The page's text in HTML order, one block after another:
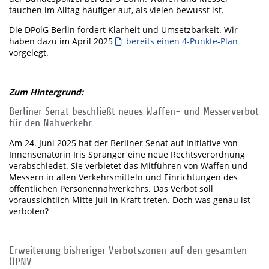
tauchen im Alltag häufiger auf, als vielen bewusst ist.
Die DPolG Berlin fordert Klarheit und Umsetzbarkeit. Wir
haben dazu im April 2025
bereits einen 4-Punkte-Plan
vorgelegt.
Zum Hintergrund:
Berliner Senat beschließt neues Waffen- und Messerverbot
für den Nahverkehr
Am 24. Juni 2025 hat der Berliner Senat auf Initiative von
Innensenatorin Iris Spranger eine neue Rechtsverordnung
verabschiedet. Sie verbietet das Mitführen von Waffen und
Messern in allen Verkehrsmitteln und Einrichtungen des
öffentlichen Personennahverkehrs. Das Verbot soll
voraussichtlich Mitte Juli in Kraft treten. Doch was genau ist
verboten?
Erweiterung bisheriger Verbotszonen auf den gesamten
ÖPNV